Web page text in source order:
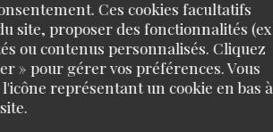
Ces cookies facultatifs
site, proposer des fonctionnalités (ex
ou contenus personnalisés. Cliquez
» pour gérer vos préférences. Vous
représentant un cookie en bas à